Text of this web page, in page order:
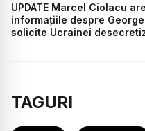
UPDATE Marcel Ciolacu
informațiile despre George
solicite Ucrainei
TAGURI